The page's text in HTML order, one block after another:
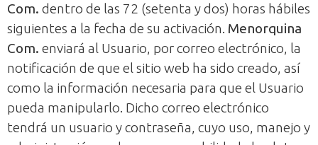
Com. dentro de las 72 (setenta y dos) horas hábiles
siguientes a la fecha de su activación. Menorquina
Com. enviará al Usuario, por correo electrónico, la
notificación de que el sitio web ha sido creado, así
como la información necesaria para que el Usuario
pueda manipularlo. Dicho correo electrónico
tendrá un usuario y contraseña, cuyo uso, manejo y